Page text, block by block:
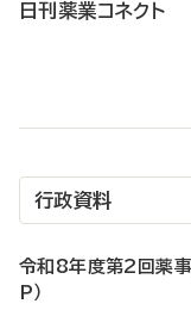
日刊薬業コネクト
行政資料
令和8年度第2回薬事
P）